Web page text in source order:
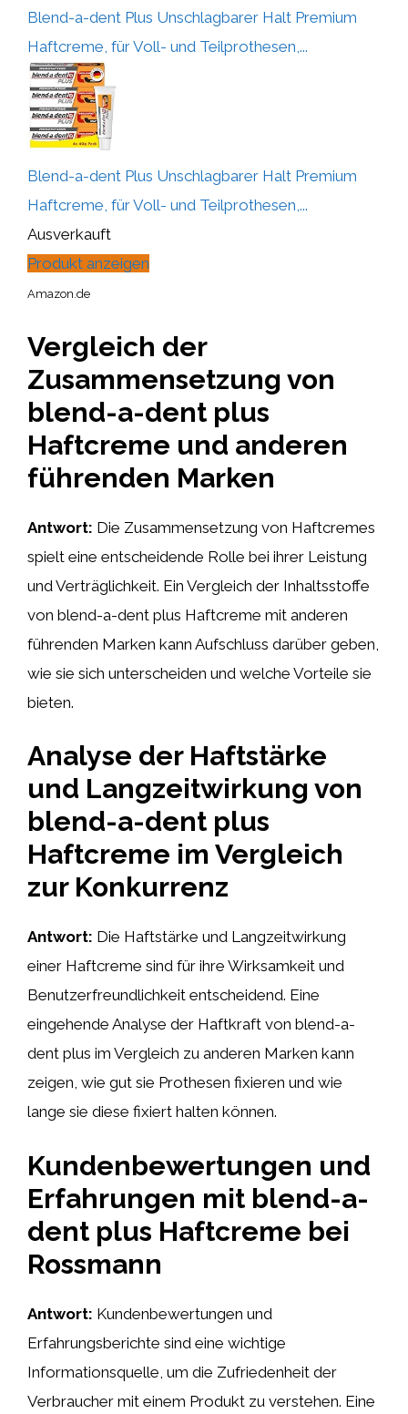
Blend-a-dent Plus Unschlagbarer Halt Premium
Haftcreme, für Voll- und Teilprothesen,...
Blend-a-dent Plus Unschlagbarer Halt Premium
Haftcreme, für Voll- und Teilprothesen,...
Ausverkauft
Produkt anzeigen
Amazon.de
Vergleich der
Zusammensetzung von
blend-a-dent plus
Haftcreme und anderen
führenden Marken
Antwort: Die Zusammensetzung von Haftcremes
spielt eine entscheidende Rolle bei ihrer Leistung
und Verträglichkeit. Ein Vergleich der Inhaltsstoffe
von blend-a-dent plus Haftcreme mit anderen
führenden Marken kann Aufschluss darüber geben,
wie sie sich unterscheiden und welche Vorteile sie
bieten.
Analyse der Haftstärke
und Langzeitwirkung von
blend-a-dent plus
Haftcreme im Vergleich
zur Konkurrenz
Antwort: Die Haftstärke und Langzeitwirkung
einer Haftcreme sind für ihre Wirksamkeit und
Benutzerfreundlichkeit entscheidend. Eine
eingehende Analyse der Haftkraft von blend-a-
dent plus im Vergleich zu anderen Marken kann
zeigen, wie gut sie Prothesen fixieren und wie
lange sie diese fixiert halten können.
Kundenbewertungen und
Erfahrungen mit blend-a-
dent plus Haftcreme bei
Rossmann
Antwort: Kundenbewertungen und
Erfahrungsberichte sind eine wichtige
Informationsquelle, um die Zufriedenheit der
Verbraucher mit einem Produkt zu verstehen. Eine